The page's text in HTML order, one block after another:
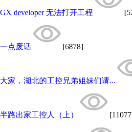
GX developer 无法打开工程
一点废话 [6878]
大家，湖北的工控兄弟姐妹们请...
半路出家工控人（上）